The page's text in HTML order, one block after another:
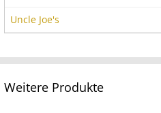
Uncle Joe's
Weitere Produkte